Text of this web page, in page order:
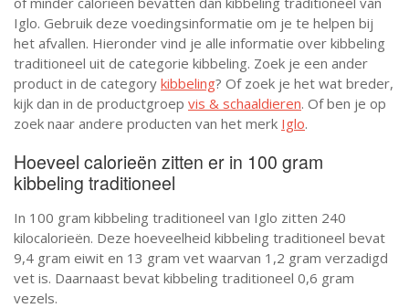
Iglo. Gebruik deze voedingsinformatie om je te helpen bij
het afvallen. Hieronder vind je alle informatie over kibbeling
traditioneel uit de categorie kibbeling. Zoek je een ander
product in de category kibbeling? Of zoek je het wat breder,
kijk dan in de productgroep vis & schaaldieren. Of ben je op
zoek naar andere producten van het merk Iglo.
Hoeveel calorieën zitten er in 100 gram
kibbeling traditioneel
In 100 gram kibbeling traditioneel van Iglo zitten 240
kilocalorieën. Deze hoeveelheid kibbeling traditioneel bevat
9,4 gram eiwit en 13 gram vet waarvan 1,2 gram verzadigd
vet is. Daarnaast bevat kibbeling traditioneel 0,6 gram
vezels.